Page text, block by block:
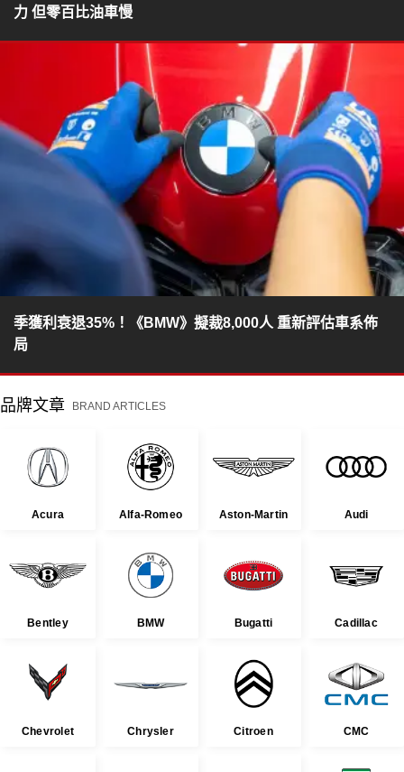
力 但零百比油車慢
季獲利衰退35%！《BMW》擬裁8,000人 重新評估車系佈
局
品牌文章 BRAND ARTICLES
Acura Alfa-Romeo Aston-Martin Audi
Bentley BMW Bugatti Cadillac
Chevrolet Chrysler Citroen CMC